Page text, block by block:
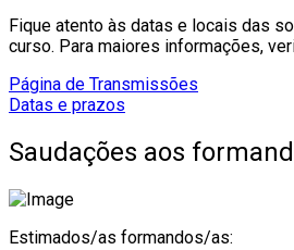
Fique atento às datas e locais das
curso. Para maiores informações,
Página de Transmissões
Datas e prazos
Saudações aos
Estimados/as formandos/as: